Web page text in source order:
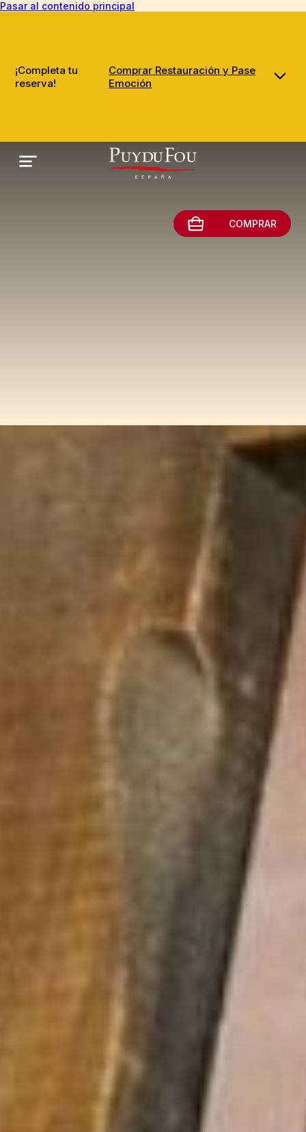
Pasar al contenido principal
¡Completa tu
reserva!
Comprar Restauración y Pase
Emoción
COMPRAR